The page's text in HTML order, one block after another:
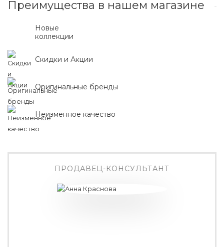
Преимущества в нашем магазине
Новые
коллекции
Скидки и Акции
Оригинальные бренды
Неизменное качество
ПРОДАВЕЦ-КОНСУЛЬТАНТ